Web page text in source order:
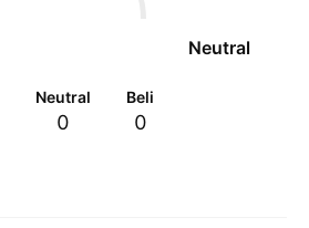
Neutral
Neutral
0
Beli
0